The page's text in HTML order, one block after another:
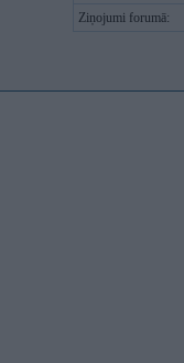
Ziņojumi forumā: